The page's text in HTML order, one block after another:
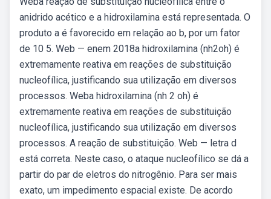
anidrido acético e a hidroxilamina está representada. O
produto a é favorecido em relação ao b, por um fator
de 10 5. Web — enem 2018a hidroxilamina (nh2oh) é
extremamente reativa em reações de substituição
nucleofílica, justificando sua utilização em diversos
processos. Weba hidroxilamina (nh 2 oh) é
extremamente reativa em reações de substituição
nucleofílica, justificando sua utilização em diversos
processos. A reação de substituição. Web — letra d
está correta. Neste caso, o ataque nucleofílico se dá a
partir do par de eletros do nitrogênio. Para ser mais
exato, um impedimento espacial existe. De acordo